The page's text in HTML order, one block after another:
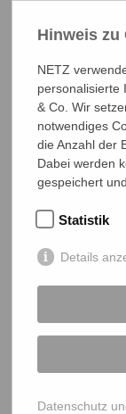
NETZ
Marktlaubenstraße 9
35390 Gießen
Germany
Telefon
netz@bangladesch.org
Über uns
Hinweis zu
NETZ
personalisierte
& Co. Wir
notwendiges
die Anzahl der
Dabei werden
gespeichert
Statistik
Details
Datenschutz